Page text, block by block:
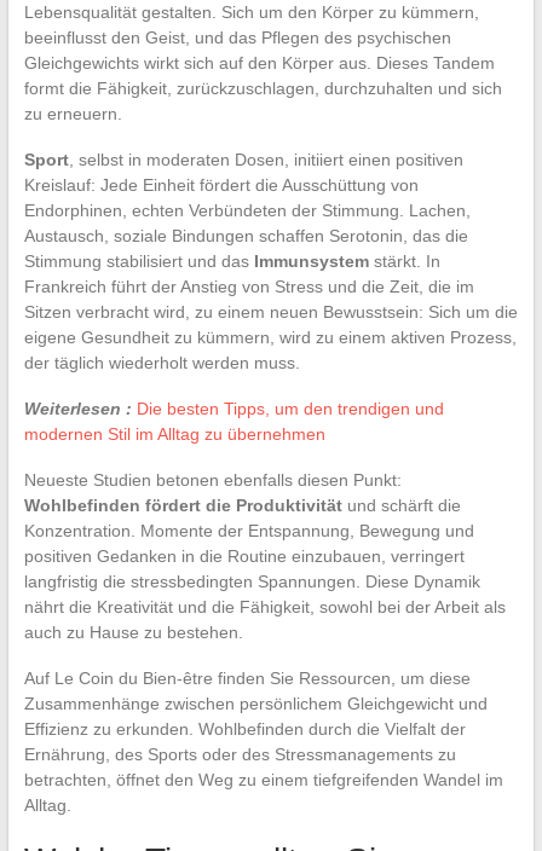
Lebensqualität gestalten. Sich um den Körper zu kümmern,
beeinflusst den Geist, und das Pflegen des psychischen
Gleichgewichts wirkt sich auf den Körper aus. Dieses Tandem
formt die Fähigkeit, zurückzuschlagen, durchzuhalten und sich
zu erneuern.
Sport, selbst in moderaten Dosen, initiiert einen positiven
Kreislauf: Jede Einheit fördert die Ausschüttung von
Endorphinen, echten Verbündeten der Stimmung. Lachen,
Austausch, soziale Bindungen schaffen Serotonin, das die
Stimmung stabilisiert und das Immunsystemstärkt. In
Frankreich führt der Anstieg von Stress und die Zeit, die im
Sitzen verbracht wird, zu einem neuen Bewusstsein: Sich um die
eigene Gesundheit zu kümmern, wird zu einem aktiven Prozess,
der täglich wiederholt werden muss.
Weiterlesen : Die besten Tipps, um den trendigen und
modernen Stil im Alltag zu übernehmen
Neueste Studien betonen ebenfalls diesen Punkt:
Wohlbefinden fördert die Produktivitätund schärft die
Konzentration. Momente der Entspannung, Bewegung und
positiven Gedanken in die Routine einzubauen, verringert
langfristig die stressbedingten Spannungen. Diese Dynamik
nährt die Kreativität und die Fähigkeit, sowohl bei der Arbeit als
auch zu Hause zu bestehen.
Auf Le Coin du Bien-être finden Sie Ressourcen, um diese
Zusammenhänge zwischen persönlichem Gleichgewicht und
Effizienz zu erkunden. Wohlbefinden durch die Vielfalt der
Ernährung, des Sports oder des Stressmanagements zu
betrachten, öffnet den Weg zu einem tiefgreifenden Wandel im
Alltag.